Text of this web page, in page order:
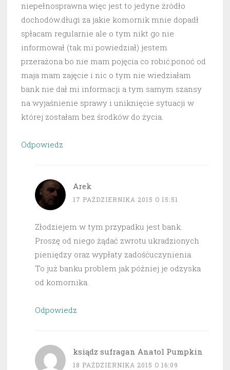
niepełnosprawna więc jest to jedyne źródło
dochodów.długi za jakie komornik mnie dopadł
spłacam regularnie ale o tym nikt go nie
informował (tak mi powiedział) jestem
przerażona bo nie mam pojęcia co robić.ponoć od
maja mam zajęcie i nic o tym nie wiedziałam
bank nie dał mi informacji a tym samym szansy
na wyjaśnienie sprawy i uniknięcie sytuacji w
której zostałam bez środków do życia.
Odpowiedz
Arek
17 PAŹDZIERNIKA 2015 O 15:51
Złodziejem w tym przypadku jest bank.
Proszę od niego żądać zwrotu ukradzionych
pieniędzy oraz wypłaty zadośćuczynienia.
To już banku problem jak później je odzyska
od komornika.
Odpowiedz
ksiądz sufragan Anatol Pumpkin
18 PAŹDZIERNIKA 2015 O 16:09